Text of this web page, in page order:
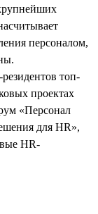
персоналом,
топ-
проектах
«Персонал
для HR»,
HR-